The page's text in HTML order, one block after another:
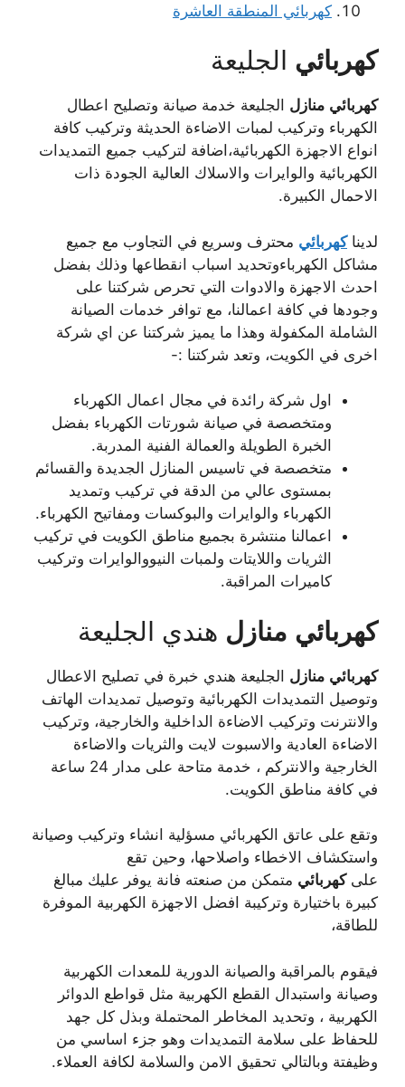
كهربائي المنطقة العاشرة
كهربائي الجليعة
كهربائي منازل الجليعة خدمة صيانة وتصليح اعطال
الكهرباء وتركيب لمبات الاضاءة الحديثة وتركيب كافة
انواع الاجهزة الكهربائية،اضافة لتركيب جميع التمديدات
الكهربائية والوايرات والاسلاك العالية الجودة ذات
الاحمال الكبيرة.
لديناكهربائي محترف وسريع في التجاوب مع جميع
مشاكل الكهرباءوتحديد اسباب انقطاعها وذلك بفضل
احدث الاجهزة والادوات التي تحرص شركتنا على
وجودها في كافة اعمالنا، مع توافر خدمات الصيانة
الشاملة المكفولة وهذا ما يميز شركتنا عن اي شركة
اخرى في الكويت، وتعد شركتنا :-
اول شركة رائدة في مجال اعمال الكهرباء
ومتخصصة في صيانة شورتات الكهرباء بفضل
الخبرة الطويلة والعمالة الفنية المدربة.
متخصصة في تاسيس المنازل الجديدة والقسائم
بمستوى عالي من الدقة في تركيب وتمديد
الكهرباء والوايرات والبوكسات ومفاتيح الكهرباء.
اعمالنا منتشرة بجميع مناطق الكويت في تركيب
الثريات واللايتات ولمبات النيووالوايرات وتركيب
كاميرات المراقبة.
كهربائي منازل هندي الجليعة
كهربائي منازل الجليعة هندي خبرة في تصليح الاعطال
وتوصيل التمديدات الكهربائية وتوصيل تمديدات الهاتف
والانترنت وتركيب الاضاءة الداخلية والخارجية، وتركيب
الاضاءة العادية والاسبوت لايت والثريات والاضاءة
الخارجية والانتركم ، خدمة متاحة على مدار 24 ساعة
في كافة مناطق الكويت.
وتقع على عاتق الكهربائي مسؤلية انشاء وتركيب وصيانة
واستكشاف الاخطاء واصلاحها، وحين تقع
علىكهربائي متمكن من صنعته فانة يوفر عليك مبالغ
كبيرة باختيارة وتركيبة افضل الاجهزة الكهربية الموفرة
للطاقة،
فيقوم بالمراقبة والصيانة الدورية للمعدات الكهربية
وصيانة واستبدال القطع الكهربية مثل قواطع الدوائر
الكهربية ، وتحديد المخاطر المحتملة وبذل كل جهد
للحفاظ على سلامة التمديدات وهو جزء اساسي من
وظيفتة وبالتالي تحقيق الامن والسلامة لكافة العملاء.